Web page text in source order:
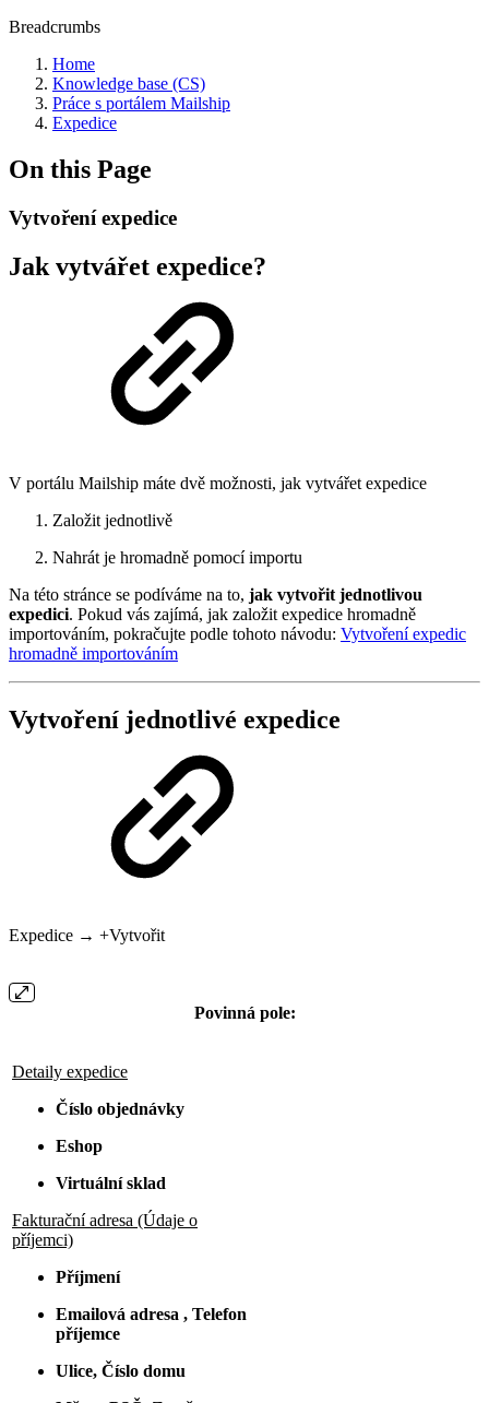
Breadcrumbs
Home
Knowledge base (CS)
Práce s portálem Mailship
Expedice
On this Page
Vytvoření expedice
Jak vytvářet expedice?
V portálu Mailship máte dvě možnosti, jak vytvářet expedice
Založit jednotlivě
Nahrát je hromadně pomocí importu
Na této stránce se podíváme na to, jak vytvořit jednotlivou
expedici. Pokud vás zajímá, jak založit expedice hromadně
importováním, pokračujte podle tohoto návodu: Vytvoření expedic
hromadně importováním
Vytvoření jednotlivé expedice
Expedice → +Vytvořit
Povinná pole:
Detaily expedice
Číslo objednávky
Eshop
Virtuální sklad
Fakturační adresa (Údaje o
příjemci)
Příjmení
Emailová adresa , Telefon
příjemce
Ulice, Číslo domu